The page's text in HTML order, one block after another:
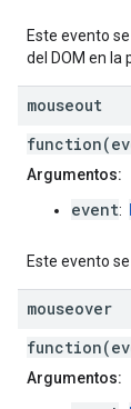
Este evento
del DOM en la
mouseout
Argumentos:
event:
Este evento
mouseover
Argumentos: